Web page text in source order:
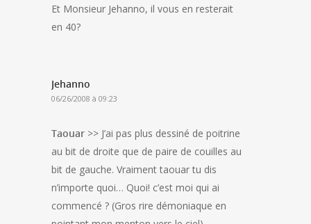
Et Monsieur Jehanno, il vous en resterait
en 40?
Jehanno
06/26/2008 à 09:23
Taouar >> J’ai pas plus dessiné de poitrine
au bit de droite que de paire de couilles au
bit de gauche. Vraiment taouar tu dis
n’importe quoi… Quoi! c’est moi qui ai
commencé ? (Gros rire démoniaque en